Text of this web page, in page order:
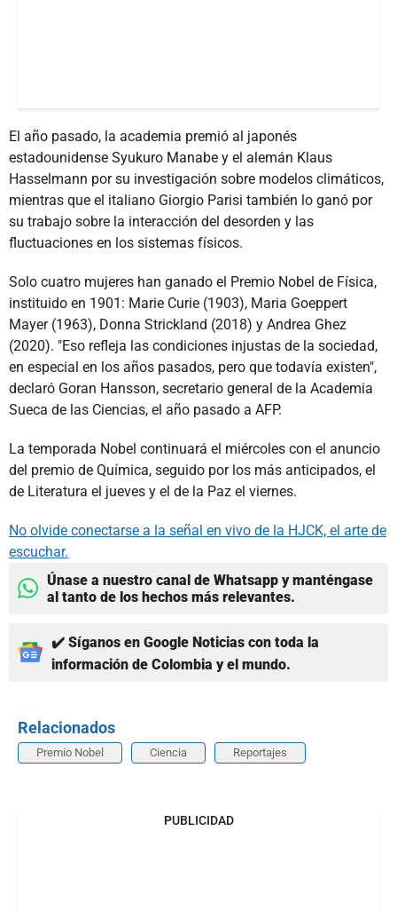
El año pasado, la academia premió al japonés
estadounidense Syukuro Manabe y el alemán Klaus
Hasselmann por su investigación sobre modelos climáticos,
mientras que el italiano Giorgio Parisi también lo ganó por
su trabajo sobre la interacción del desorden y las
fluctuaciones en los sistemas físicos.
Solo cuatro mujeres han ganado el Premio Nobel de Física,
instituido en 1901: Marie Curie (1903), Maria Goeppert
Mayer (1963), Donna Strickland (2018) y Andrea Ghez
(2020). "Eso refleja las condiciones injustas de la sociedad,
en especial en los años pasados, pero que todavía existen",
declaró Goran Hansson, secretario general de la Academia
Sueca de las Ciencias, el año pasado a AFP.
La temporada Nobel continuará el miércoles con el anuncio
del premio de Química, seguido por los más anticipados, el
de Literatura el jueves y el de la Paz el viernes.
No olvide conectarse a la señal en vivo de la HJCK, el arte de
escuchar.
Únase a nuestro canal de Whatsapp y manténgase
al tanto de los hechos más relevantes.
✔️ Síganos en Google Noticias con toda la
información de Colombia y el mundo.
Relacionados
Premio Nobel Ciencia Reportajes
PUBLICIDAD